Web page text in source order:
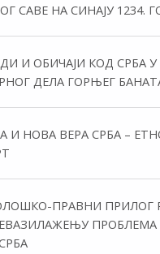
САВЕ НА СИНАЈУ 1234.
И ОБИЧАЈИ КОД СРБА
ДЕЛА ГОРЊЕГ
И НОВА ВЕРА СРБА –
ПРАВНИ ПРИЛОГ
ПРОБЛЕМА